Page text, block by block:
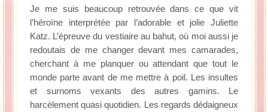
Je me suis beaucoup retrouvée dans ce que vit
l’héroïne interprétée par l’adorable et jolie Juliette
Katz. L’épreuve du vestiaire au bahut, où moi aussi je
redoutais de me changer devant mes camarades,
cherchant à me planquer ou attendant que tout le
monde parte avant de me mettre à poil. Les insultes
et surnoms vexants des autres gamins. Le
harcèlement quasi quotidien. Les regards dédaigneux